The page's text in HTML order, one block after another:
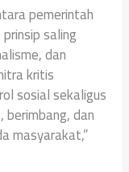
pemerintah
saling
dan
kritis
sosial sekaligus
dan
masyarakat,”